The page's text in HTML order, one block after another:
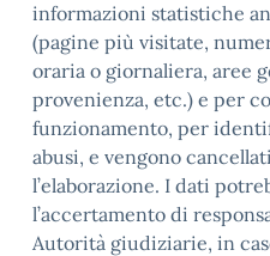
informazioni statistiche
(pagine più visitate,
oraria o giornaliera, aree
provenienza, etc.) e per
funzionamento, per
abusi, e vengono
l’elaborazione. I dati
l’accertamento di
Autorità giudiziarie, in